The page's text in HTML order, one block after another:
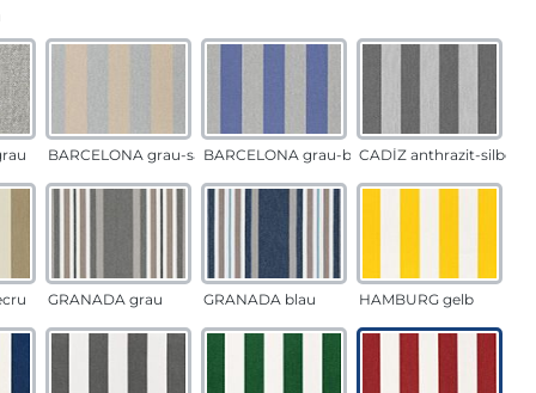
BARCELONA grau-sandBARCELONA grau-blauCADÍZ anthrazit-silber
GRANADA grau GRANADA blau HAMBURG gelb